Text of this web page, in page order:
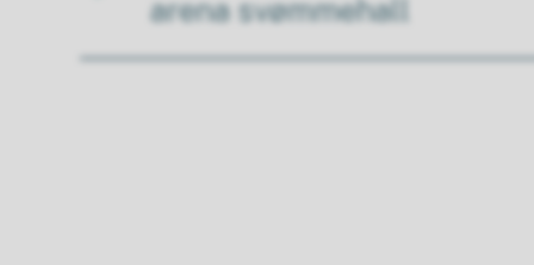
arena svømmehall